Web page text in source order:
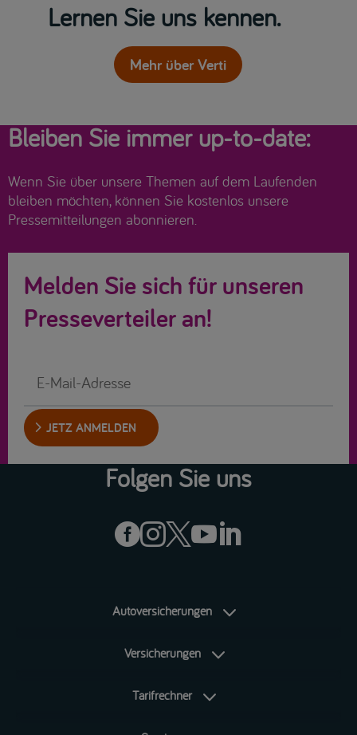
Lernen Sie uns kennen.
Mehr über Verti
Bleiben Sie immer up-to-date:
Wenn Sie über unsere Themen auf dem Laufenden
bleiben möchten, können Sie kostenlos unsere
Pressemitteilungen abonnieren.
Melden Sie sich für unseren
Presseverteiler an!
JETZ ANMELDEN
Folgen Sie uns

Autoversicherungen
Versicherungen
Tarifrechner